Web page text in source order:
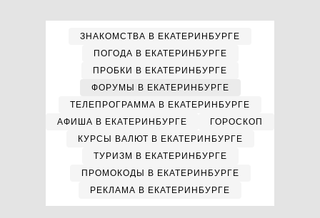
ЗНАКОМСТВА В ЕКАТЕРИНБУРГЕ
ПОГОДА В ЕКАТЕРИНБУРГЕ
ПРОБКИ В ЕКАТЕРИНБУРГЕ
ФОРУМЫ В ЕКАТЕРИНБУРГЕ
ТЕЛЕПРОГРАММА В ЕКАТЕРИНБУРГЕ
АФИША В ЕКАТЕРИНБУРГЕ
ГОРОСКОП
КУРСЫ ВАЛЮТ В ЕКАТЕРИНБУРГЕ
ТУРИЗМ В ЕКАТЕРИНБУРГЕ
ПРОМОКОДЫ В ЕКАТЕРИНБУРГЕ
РЕКЛАМА В ЕКАТЕРИНБУРГЕ